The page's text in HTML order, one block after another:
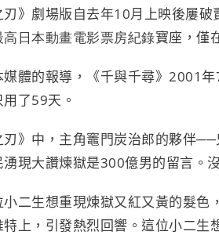
刃》劇場版自去年10月上映後屢破
高日本動畫電影票房紀錄寶座，僅
體的報導，《千與千尋》 2001年
了59天。
刃》中，主角竈門炭治郎的夥伴──
湧現大讚煉獄是300億男的留言。
小二生想重現煉獄又紅又黃的髮
上，引發熱烈回響。這位小二生